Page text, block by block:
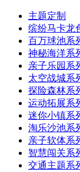
主题定制
缤纷马卡龙
百万球池系
神秘海洋系
亲子乐园系
太空战城系
探险森林系
运动拓展系
迷你小镇系
淘乐沙池系
亲子软体系
智慧闯关系
交通主题系